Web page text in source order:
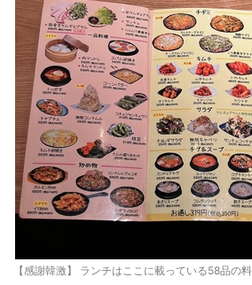
【感謝韓激】 ランチはここに載っている58品の